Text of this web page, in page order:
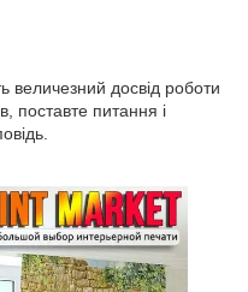
досвід роботи
поставте питання і